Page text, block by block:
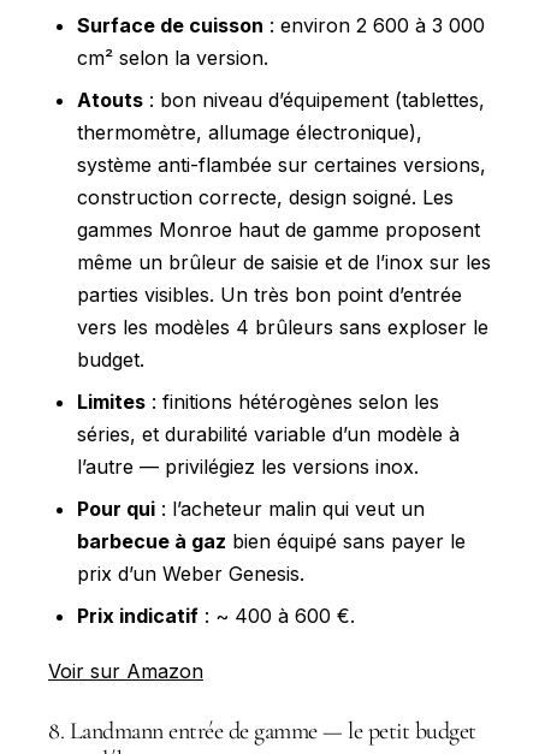
Surface de cuisson : environ 2 600 à 3 000
cm² selon la version.
Atouts : bon niveau d’équipement (tablettes,
thermomètre, allumage électronique),
système anti-flambée sur certaines versions,
construction correcte, design soigné. Les
gammes Monroe haut de gamme proposent
même un brûleur de saisie et de l’inox sur les
parties visibles. Un très bon point d’entrée
vers les modèles 4 brûleurs sans exploser le
budget.
Limites : finitions hétérogènes selon les
séries, et durabilité variable d’un modèle à
l’autre — privilégiez les versions inox.
Pour qui : l’acheteur malin qui veut un
barbecue à gaz bien équipé sans payer le
prix d’un Weber Genesis.
Prix indicatif : ~ 400 à 600 €.
Voir sur Amazon
8. Landmann entrée de gamme — le petit budget